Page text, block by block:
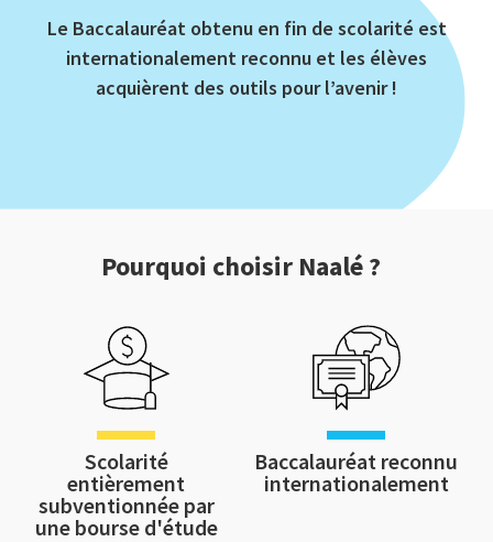
Le Baccalauréat obtenu en fin de scolarité est
internationalement reconnu et les élèves
acquièrent des outils pour l’avenir !
Pourquoi choisir Naalé ?
Scolarité
entièrement
subventionnée par
une bourse d'étude
Baccalauréat reconnu
internationalement